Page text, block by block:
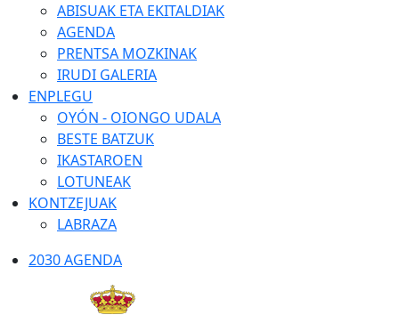
ABISUAK ETA EKITALDIAK
AGENDA
PRENTSA MOZKINAK
IRUDI GALERIA
ENPLEGU
OYÓN - OIONGO UDALA
BESTE BATZUK
IKASTAROEN
LOTUNEAK
KONTZEJUAK
LABRAZA
2030 AGENDA